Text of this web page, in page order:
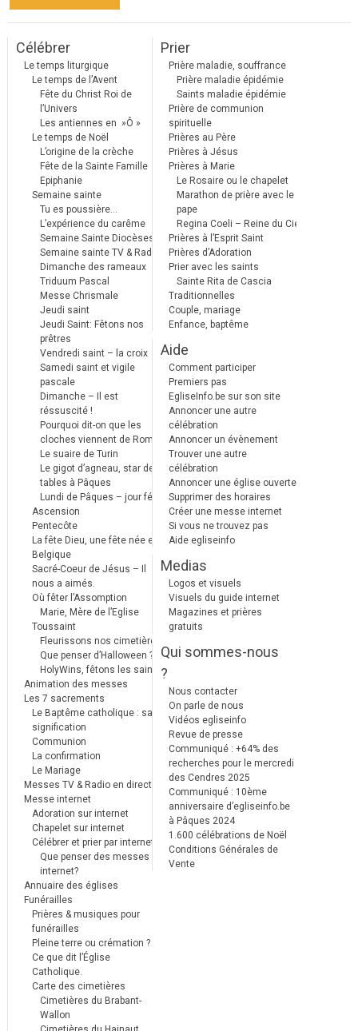
Célébrer
Le temps liturgique
Le temps de l’Avent
Fête du Christ Roi de
l’Univers
Les antiennes en »Ô »
Le temps de Noël
L’origine de la crèche
Fête de la Sainte Famille
Epiphanie
Semaine sainte
Tu es poussière…
L’expérience du carême
Semaine Sainte Diocèses
Semaine sainte TV & Radio
Dimanche des rameaux
Triduum Pascal
Messe Chrismale
Jeudi saint
Jeudi Saint: Fêtons nos
prêtres
Vendredi saint – la croix
Samedi saint et vigile
pascale
Dimanche – Il est
réssuscité !
Pourquoi dit-on que les
cloches viennent de Rome ?
Le suaire de Turin
Le gigot d’agneau, star des
tables à Pâques
Lundi de Pâques – jour férié
Ascension
Pentecôte
La fête Dieu, une fête née en
Belgique
Sacré-Coeur de Jésus – Il
nous a aimés.
Où fêter l’Assomption
Marie, Mère de l’Eglise
Toussaint
Fleurissons nos cimetières
Que penser d’Halloween ?
HolyWins, fêtons les saints !
Animation des messes
Les 7 sacrements
Le Baptême catholique : sa
signification
Communion
La confirmation
Le Mariage
Messes TV & Radio en direct
Messe internet
Adoration sur internet
Chapelet sur internet
Célébrer et prier par internet
Que penser des messes
internet?
Annuaire des églises
Funérailles
Prières & musiques pour
funérailles
Pleine terre ou crémation ?
Ce que dit l’Église
Catholique.
Carte des cimetières
Cimetières du Brabant-
Wallon
Prier
Prière maladie, souffrance
Prière maladie épidémie
Saints maladie épidémie
Prière de communion
spirituelle
Prières au Père
Prières à Jésus
Prières à Marie
Le Rosaire ou le chapelet
Marathon de prière avec le
pape
Regina Coeli – Reine du Ciel
Prières à l’Esprit Saint
Prières d’Adoration
Prier avec les saints
Sainte Rita de Cascia
Traditionnelles
Couple, mariage
Enfance, baptême
Aide
Comment participer
Premiers pas
EgliseInfo.be sur son site
Annoncer une autre
célébration
Annoncer un évènement
Trouver une autre
célébration
Annoncer une église ouverte
Supprimer des horaires
Créer une messe internet
Si vous ne trouvez pas
Aide egliseinfo
Medias
Logos et visuels
Visuels du guide internet
Magazines et prières
gratuits
Qui sommes-nous
?
Nous contacter
On parle de nous
Vidéos egliseinfo
Revue de presse
Communiqué : +64% des
recherches pour le mercredi
des Cendres 2025
Communiqué : 10ème
anniversaire d’egliseinfo.be
à Pâques 2024
1.600 célébrations de Noël
Conditions Générales de
Vente